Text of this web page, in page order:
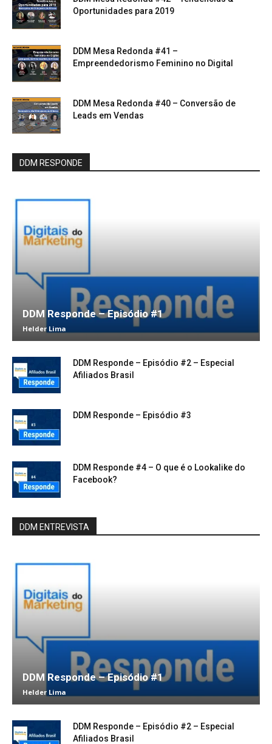
Oportunidades para 2019
DDM Mesa Redonda #41 –
Empreendedorismo Feminino no Digital
DDM Mesa Redonda #40 – Conversão de
Leads em Vendas
DDM RESPONDE
DDM Responde – Episódio #1
Helder Lima
DDM Responde – Episódio #2 – Especial
Afiliados Brasil
DDM Responde – Episódio #3
DDM Responde #4 – O que é o Lookalike do
Facebook?
DDM ENTREVISTA
DDM Responde – Episódio #1
Helder Lima
DDM Responde – Episódio #2 – Especial
Afiliados Brasil